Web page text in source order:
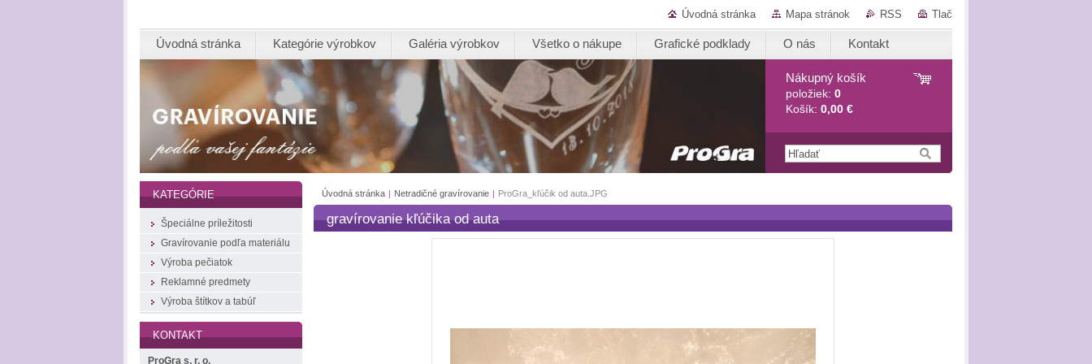
Úvodná stránka Mapa stránok RSS Tlač
Úvodná stránka Kategórie výrobkov Galéria výrobkov Všetko o nákupe Grafické podklady O nás Kontakt
Nákupný košík
položiek: 0
Košík: 0,00 €
Úvodná stránka | Netradičné gravírovanie | ProGra_kľúčik od auta.JPG
gravírovanie kľúčika od auta
KATEGÓRIE
Špeciálne príležitosti
Gravírovanie podľa materiálu
Výroba pečiatok
Reklamné predmety
Výroba štítkov a tabúľ
KONTAKT
ProGra s. r. o.